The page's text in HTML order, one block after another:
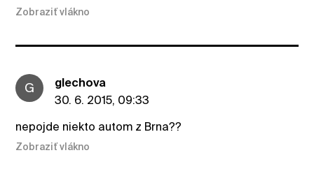
Zobraziť vlákno
G
glechova
30. 6. 2015, 09:33
nepojde niekto autom z Brna??
Zobraziť vlákno